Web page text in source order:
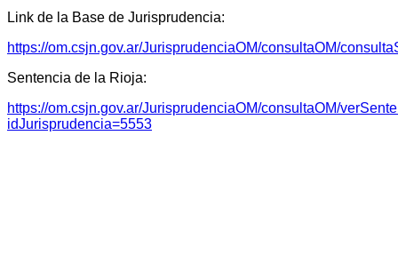
Link de la Base de Jurisprudencia:
https://om.csjn.gov.ar/JurisprudenciaOM/consultaOM/
Sentencia de la Rioja:
https://om.csjn.gov.ar/JurisprudenciaOM/consultaOM/
idJurisprudencia=5553